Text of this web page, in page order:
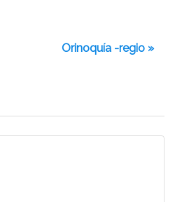
Orinoquía -regio »